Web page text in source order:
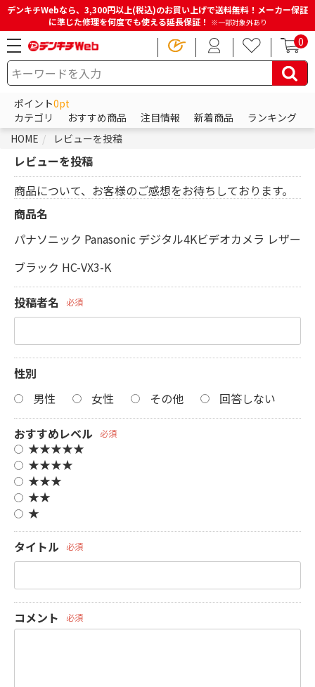
デンキチWebなら、3,300円以上(税込)のお買い上げで送料無料！メーカー保証
に準じた修理を何度でも使える延長保証！ ※一部対象外あり
0
ポイント0pt
カテゴリ
おすすめ商品 注目情報 新着商品
ランキング
HOME
レビューを投稿
レビューを投稿
商品について、お客様のご感想をお待ちしております。
商品名
パナソニック Panasonic デジタル4Kビデオカメラ レザー
ブラック HC-VX3-K
投稿者名 必須
性別
男性
女性 その他 回答しない
おすすめレベル 必須
★★★★★
★★★★
★★★
★★
★
タイトル
必須
コメント 必須